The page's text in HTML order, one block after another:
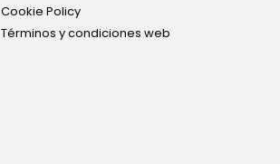
Cookie Policy
Términos y condiciones web